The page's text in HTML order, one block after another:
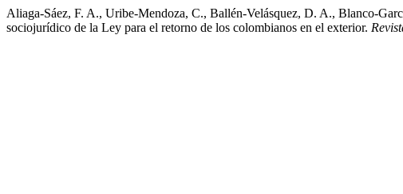
Aliaga-Sáez, F. A., Uribe-Mendoza, C., Ballén-Velásquez, D. A., Blanco-
sociojurídico de la Ley para el retorno de los colombianos en el exterior.